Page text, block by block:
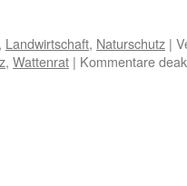
, Landwirtschaft, Naturschutz |
, Wattenrat | Kommentare